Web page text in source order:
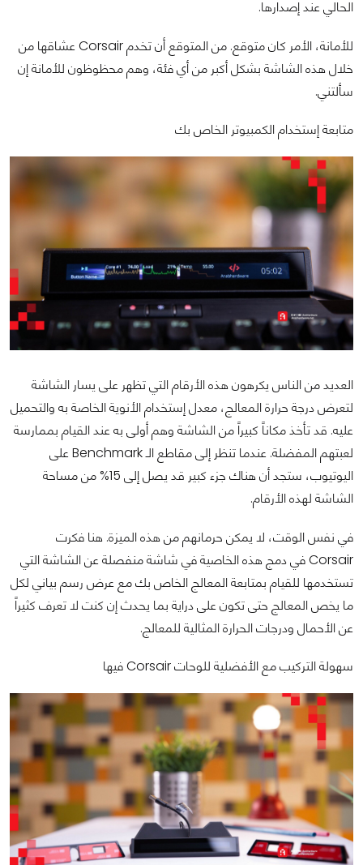
الحالي عند إصدارها.
للأمانة، الأمر كان متوقع. من المتوقع أن تخدم Corsair عشاقها من
خلال هذه الشاشة بشكل أكبر من أي فئة، وهم محظوظون للأمانة إن
سألتني.
متابعة إستخدام الكمبيوتر الخاص بك
العديد من الناس يكرهون هذه الأرقام التي تظهر على يسار الشاشة
لتعرض درجة حرارة المعالج، معدل إستخدام الأنوية الخاصة به والتحميل
عليه. قد تأخذ مكاناً كبيراً من الشاشة وهم أولى به عند القيام بممارسة
لعبتهم المفضلة. عندما تنظر إلى مقاطع الـ Benchmark على
اليوتيوب، ستجد أن هناك جزء كبير قد يصل إلى 15% من مساحة
الشاشة لهذه الأرقام.
في نفس الوقت، لا يمكن حرمانهم من هذه الميزة. هنا فكرت
Corsair في دمج هذه الخاصية في شاشة منفصلة عن الشاشة التي
تستخدمها للقيام بمتابعة المعالج الخاص بك مع عرض رسم بياني لكل
ما يخص المعالج حتى تكون على دراية بما يحدث إن كنت لا تعرف كثيراً
عن الأحمال ودرجات الحرارة المثالية للمعالج.
سهولة التركيب مع الأفضلية للوحات Corsair فيها